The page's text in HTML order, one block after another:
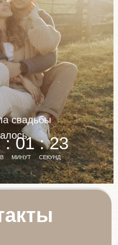
МИНУТ СЕКУНД
: 01 : 21
свадьбы